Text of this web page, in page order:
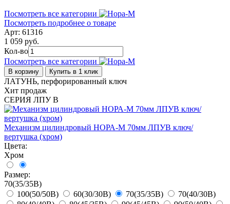
Посмотреть все категории
Посмотреть подробнее о товаре
Арт: 61316
1 059 руб.
Кол-во
Посмотреть все категории
В корзину Купить в 1 клик
ЛАТУНЬ, перфорированный ключ
Хит продаж
СЕРИЯ ЛПУ В
Механизм цилиндровый НОРА-М 70мм ЛПУВ ключ/
вертушка (хром)
Цвета:
Хром
Размер:
70(35/35В)
100(50/50В)
60(30/30В) 70(35/35В)
70(40/30В)